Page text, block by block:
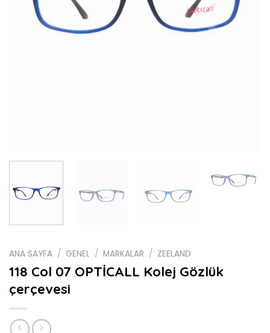
ANA SAYFA / GENEL / MARKALAR / ZEELAND
118 Col 07 OPTİCALL Kolej Gözlük
çerçevesi